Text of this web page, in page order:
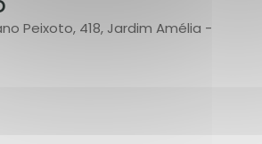
Peixoto, 418, Jardim Amélia -